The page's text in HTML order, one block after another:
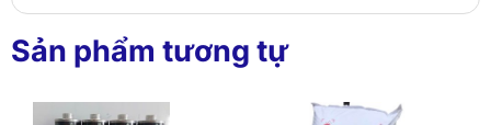
Sản phẩm tương tự